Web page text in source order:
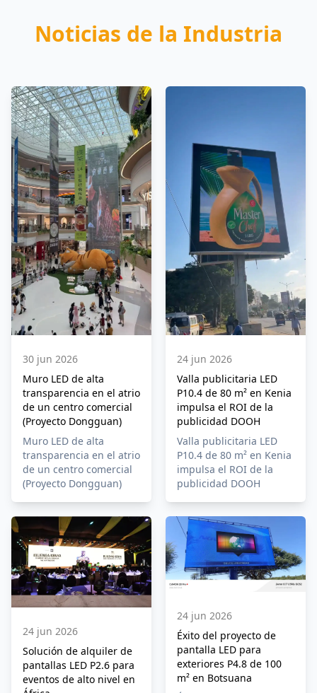
Noticias de la Industria
30 jun 2026
Muro LED de alta
transparencia en el atrio
de un centro comercial
(Proyecto Dongguan)
Muro LED de alta
transparencia en el atrio
de un centro comercial
(Proyecto Dongguan)
24 jun 2026
Valla publicitaria LED
P10.4 de 80 m² en Kenia
impulsa el ROI de la
publicidad DOOH
Valla publicitaria LED
P10.4 de 80 m² en Kenia
impulsa el ROI de la
publicidad DOOH
24 jun 2026
Solución de alquiler de
pantallas LED P2.6 para
eventos de alto nivel en
24 jun 2026
Éxito del proyecto de
pantalla LED para
exteriores P4.8 de 100
m² en Botsuana